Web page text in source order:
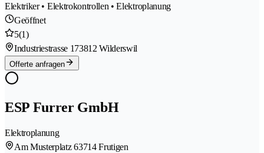
Elektriker • Elektrokontrollen • Elektroplanung
Geöffnet
5(1)
Industriestrasse 173812 Wilderswil
Offerte anfragen
ESP Furrer GmbH
Elektroplanung
Am Musterplatz 63714 Frutigen